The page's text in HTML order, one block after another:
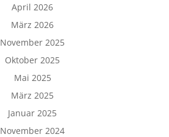
April 2026
März 2026
November 2025
Oktober 2025
Mai 2025
März 2025
Januar 2025
November 2024